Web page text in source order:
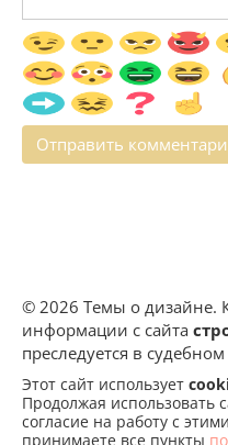
© 2026 Темы о дизайне.
информации с сайта
преследуется в
Этот сайт использует
Продолжая использовать
согласие на работу с